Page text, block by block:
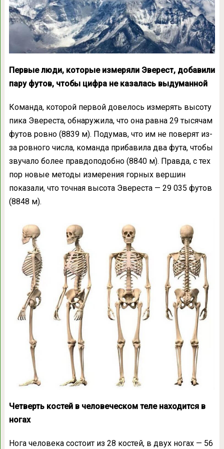
Первые люди, которые измеряли Эверест, добавили
пару футов, чтобы цифра не казалась выдуманной
Команда, которой первой довелось измерять высоту
пика Эвереста, обнаружила, что она равна 29 тысячам
футов ровно (8839 м). Подумав, что им не поверят из-
за ровного числа, команда прибавила два фута, чтобы
звучало более правдоподобно (8840 м). Правда, с тех
пор новые методы измерения горных вершин
показали, что точная высота Эвереста — 29 035 футов
(8848 м).
Четверть костей в человеческом теле находится в
ногах
Нога человека состоит из 28 костей, в двух ногах — 56